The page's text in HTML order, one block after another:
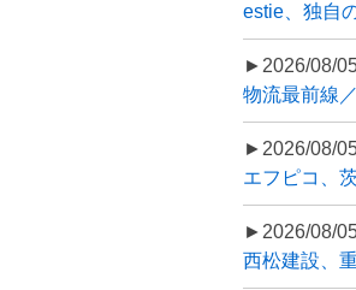
estie、独自
►2026/08/
物流最前線
►2026/08/
エフピコ、
►2026/08/
西松建設、